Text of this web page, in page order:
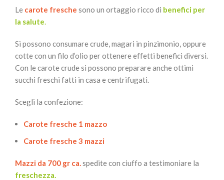
Le carote fresche sono un ortaggio ricco di benefici per
la salute.
Si possono consumare crude, magari in pinzimonio, oppure
cotte con un filo d’olio per ottenere effetti benefici diversi.
Con le carote crude si possono preparare anche ottimi
succhi freschi fatti in casa e centrifugati.
Scegli la confezione:
Carote fresche 1 mazzo
Carote fresche 3 mazzi
Mazzi da 700 gr ca.spedite con ciuffo a testimoniare la
freschezza.